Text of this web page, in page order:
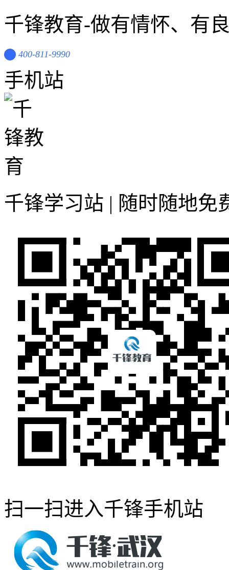
千锋教育-做有情怀、有
400-811-9990
手机站
千锋学习站 | 随时随地免
扫一扫进入千锋手机站